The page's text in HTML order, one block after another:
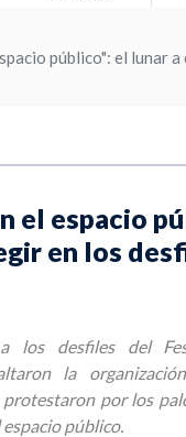
público": el lunar
el espacio
en los
los desfiles del
la
por los
público.